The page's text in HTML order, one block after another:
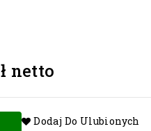
netto
Dodaj Do Ulubionych